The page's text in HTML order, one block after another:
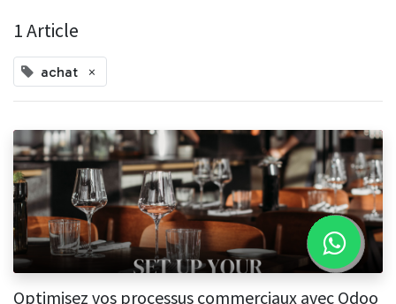
1 Article
achat ×
Optimisez vos processus commerciaux avec Odoo